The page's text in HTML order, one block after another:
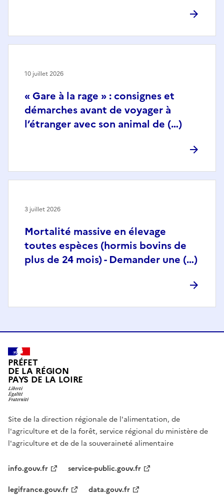
« Gare à la rage » : consignes et
démarches avant de voyager à
l’étranger avec son animal de (…)
10 juillet 2026
Mortalité massive en élevage
toutes espèces (hormis bovins de
plus de 24 mois) - Demander une (…)
3 juillet 2026
PRÉFET
DE LA RÉGION
PAYS DE LA LOIRE
Site de la direction régionale de l'alimentation, de
l'agriculture et de la forêt, service régional du ministère de
l'agriculture et de de la souveraineté alimentaire
info.gouv.fr
service-public.gouv.fr
legifrance.gouv.fr
data.gouv.fr